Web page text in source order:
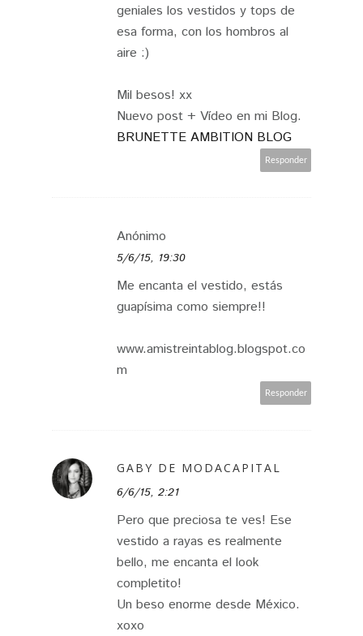
geniales los vestidos y tops de
esa forma, con los hombros al
aire :)
Mil besos! xx
Nuevo post + Vídeo en mi Blog.
BRUNETTE AMBITION BLOG
Responder
Anónimo
5/6/15, 19:30
Me encanta el vestido, estás
guapísima como siempre!!
www.amistreintablog.blogspot.co
m
Responder
GABY DE MODACAPITAL
6/6/15, 2:21
Pero que preciosa te ves! Ese
vestido a rayas es realmente
bello, me encanta el look
completito!
Un beso enorme desde México.
xoxo